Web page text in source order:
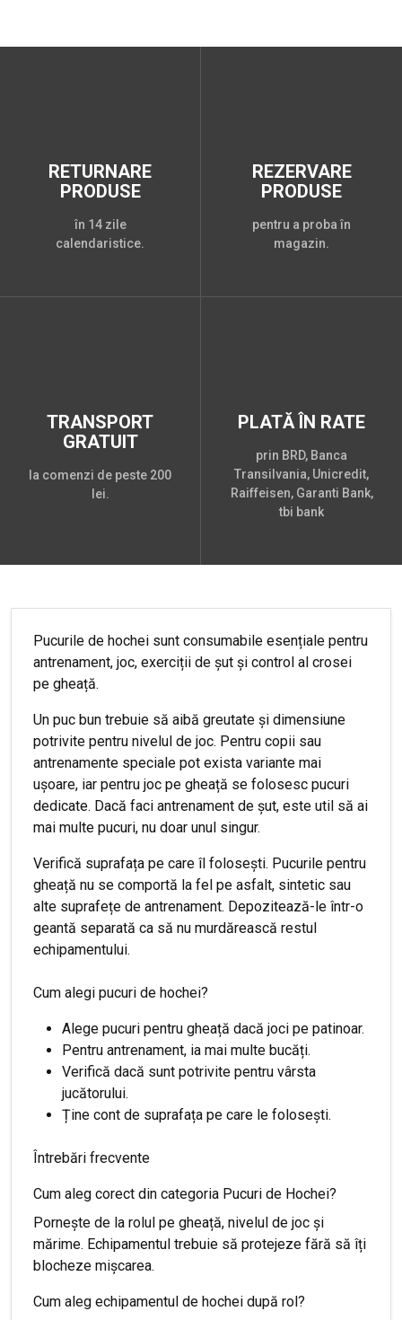
RETURNARE
PRODUSE
în 14 zile
calendaristice.
REZERVARE
PRODUSE
pentru a proba în
magazin.
TRANSPORT
GRATUIT
la comenzi de peste 200
lei.
PLATĂ ÎN RATE
prin BRD, Banca
Transilvania, Unicredit,
Raiffeisen, Garanti Bank,
tbi bank
Pucurile de hochei sunt consumabile esențiale pentru
antrenament, joc, exerciții de șut și control al crosei
pe gheață.
Un puc bun trebuie să aibă greutate și dimensiune
potrivite pentru nivelul de joc. Pentru copii sau
antrenamente speciale pot exista variante mai
ușoare, iar pentru joc pe gheață se folosesc pucuri
dedicate. Dacă faci antrenament de șut, este util să ai
mai multe pucuri, nu doar unul singur.
Verifică suprafața pe care îl folosești. Pucurile pentru
gheață nu se comportă la fel pe asfalt, sintetic sau
alte suprafețe de antrenament. Depozitează-le într-o
geantă separată ca să nu murdărească restul
echipamentului.
Cum alegi pucuri de hochei?
Alege pucuri pentru gheață dacă joci pe patinoar.
Pentru antrenament, ia mai multe bucăți.
Verifică dacă sunt potrivite pentru vârsta
jucătorului.
Ține cont de suprafața pe care le folosești.
Întrebări frecvente
Cum aleg corect din categoria Pucuri de Hochei?
Pornește de la rolul pe gheață, nivelul de joc și
mărime. Echipamentul trebuie să protejeze fără să îți
blocheze mișcarea.
Cum aleg echipamentul de hochei după rol?